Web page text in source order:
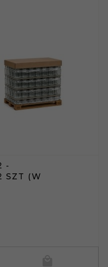
-
SZT (W